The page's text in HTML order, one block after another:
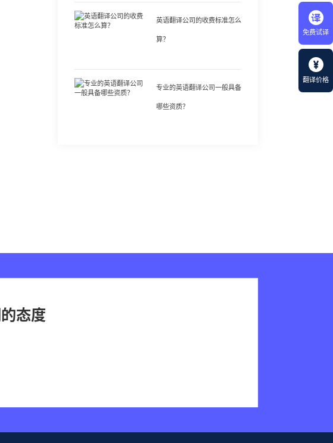
免费试译
翻译价格
英语翻译公司的收费标准怎么
算？
专业的英语翻译公司一般具备
哪些资质？
态度